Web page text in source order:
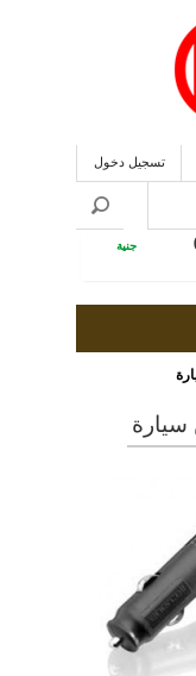
تسجيل دخول
جنية